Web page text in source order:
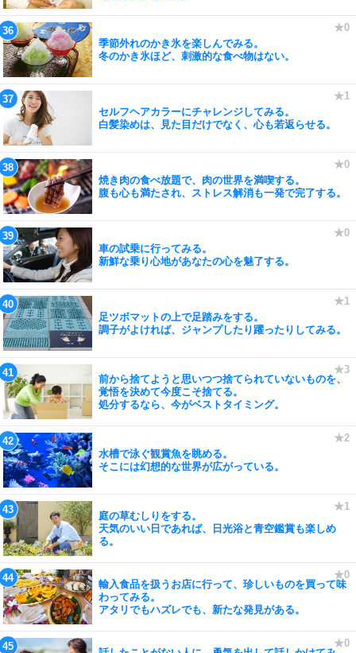
季節外れのかき氷を楽しんでみる。
冬のかき氷ほど、刺激的な食べ物はない。
セルフヘアカラーにチャレンジしてみる。
白髪染めは、見た目だけでなく、心も若返らせる。
焼き肉の食べ放題で、肉の世界を満喫する。
腹も心も満たされ、ストレス解消も一発で完了する。
車の試乗に行ってみる。
新鮮な乗り心地があなたの心を魅了する。
足ツボマットの上で足踏みをする。
調子がよければ、ジャンプしたり躍ったりしてみる。
前から捨てようと思いつつ捨てられていないものを、
覚悟を決めて今度こそ捨てる。
処分するなら、今がベストタイミング。
水槽で泳ぐ観賞魚を眺める。
そこには幻想的な世界が広がっている。
庭の草むしりをする。
天気のいい日であれば、日光浴と青空鑑賞も楽しめ
る。
輸入食品を扱うお店に行って、珍しいものを買って味
わってみる。
アタリでもハズレでも、新たな発見がある。